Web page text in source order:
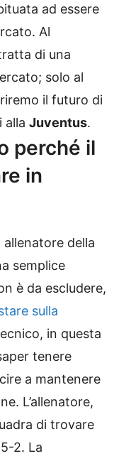
ad essere
Al
di una
solo al
il futuro di
alla Juventus.
perché il
in
allenatore della
semplice
è da escludere,
sulla
in questa
tenere
a mantenere
L’allenatore,
di trovare
2. La